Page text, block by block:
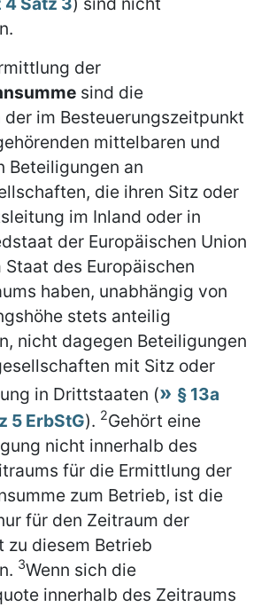
der
sind die
der im Besteuerungszeitpunkt
mittelbaren und
Beteiligungen an
die ihren Sitz oder
im Inland oder in
der Europäischen Union
Staat des Europäischen
haben, unabhängig von
stets anteilig
nicht dagegen Beteiligungen
mit Sitz oder
in Drittstaaten (
§ 13a
5 ErbStG). 2Gehört eine
nicht innerhalb des
für die Ermittlung der
zum Betrieb, ist die
für den Zeitraum der
zu diesem Betrieb
3Wenn sich die
innerhalb des Zeitraums